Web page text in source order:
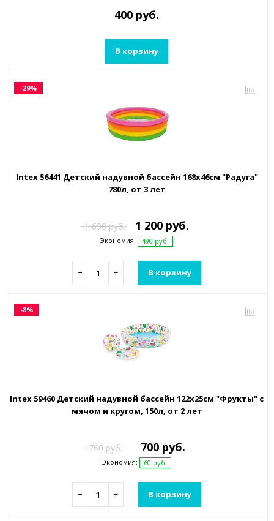
400 руб.
В корзину
-29%
Intex 56441 Детский надувной бассейн 168х46см "Радуга"
780л, от 3 лет
1 690 руб. 1 200 руб.
Экономия: 490 руб.
− + В корзину
-8%
Intex 59460 Детский надувной бассейн 122х25см "Фрукты" с
мячом и кругом, 150л, от 2 лет
760 руб. 700 руб.
Экономия: 60 руб.
− + В корзину